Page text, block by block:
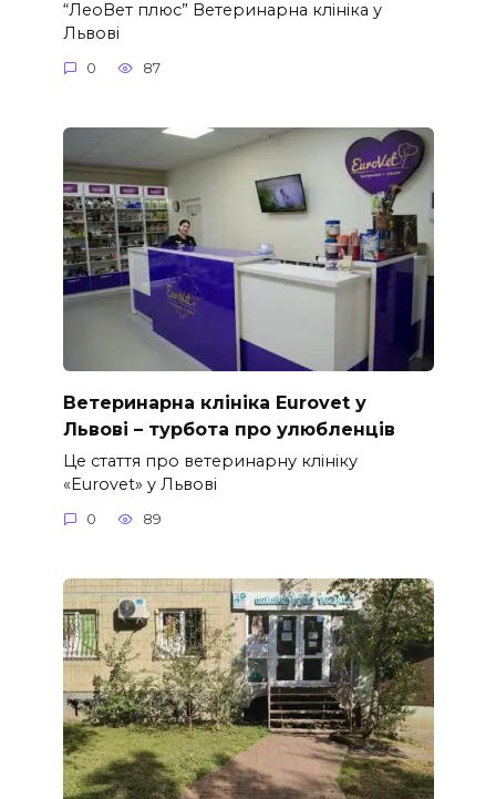
“ЛеоВет плюс” Ветеринарна клініка у
Львові
0 87
Ветеринарна клініка Eurovet у
Львові – турбота про улюбленців
Це стаття про ветеринарну клініку
«Eurovet» у Львові
0 89